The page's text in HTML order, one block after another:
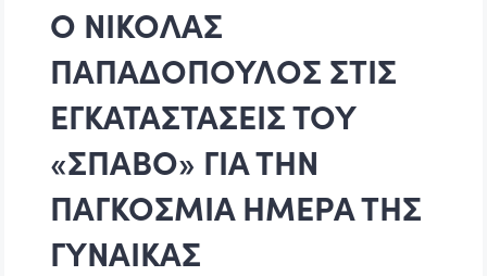
Ο ΝΙΚΟΛΑΣ
ΠΑΠΑΔΟΠΟΥΛΟΣ ΣΤΙΣ
ΕΓΚΑΤΑΣΤΑΣΕΙΣ ΤΟΥ
«ΣΠΑΒΟ» ΓΙΑ ΤΗΝ
ΠΑΓΚΟΣΜΙΑ ΗΜΕΡΑ ΤΗΣ
ΓΥΝΑΙΚΑΣ